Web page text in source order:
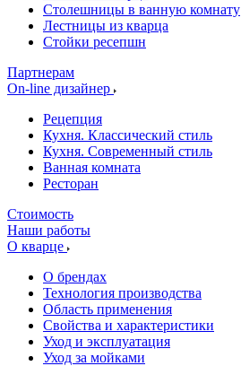
Столешницы в ванную комнату
Лестницы из кварца
Стойки ресепшн
Партнерам
On-line дизайнер
Рецепция
Кухня. Классический стиль
Кухня. Современный стиль
Ванная комната
Ресторан
Стоимость
Наши работы
О кварце
О брендах
Технология производства
Область применения
Свойства и характеристики
Уход и эксплуатация
Уход за мойками